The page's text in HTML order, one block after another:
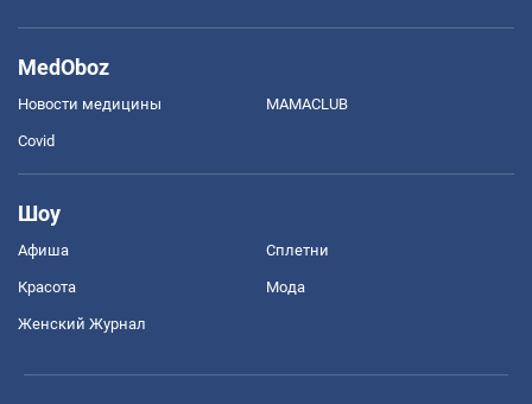
MedOboz
Новости медицины MAMACLUB
Covid
Шоу
Афиша Сплетни
Красота Мода
Женский Журнал